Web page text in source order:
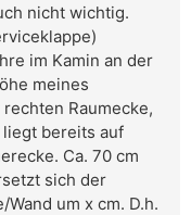
nicht wichtig.
im Kamin an der
meines
Raumecke,
liegt bereits auf
Ca. 70 cm
sich der
um x cm. D.h.